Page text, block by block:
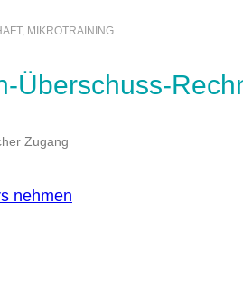
MIKROTRAINING
Überschuss-
Zugang
nehmen